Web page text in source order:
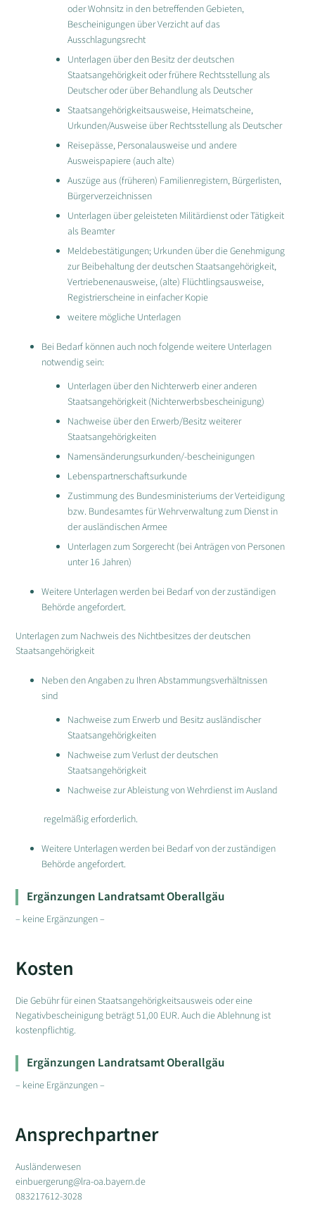
oder Wohnsitz in den betreffenden Gebieten,
Bescheinigungen über Verzicht auf das
Ausschlagungsrecht
Unterlagen über den Besitz der deutschen
Staatsangehörigkeit oder frühere Rechtsstellung als
Deutscher oder über Behandlung als Deutscher
Staatsangehörigkeitsausweise, Heimatscheine,
Urkunden/Ausweise über Rechtsstellung als Deutscher
Reisepässe, Personalausweise und andere
Ausweispapiere (auch alte)
Auszüge aus (früheren) Familienregistern, Bürgerlisten,
Bürgerverzeichnissen
Unterlagen über geleisteten Militärdienst oder Tätigkeit
als Beamter
Meldebestätigungen; Urkunden über die Genehmigung
zur Beibehaltung der deutschen Staatsangehörigkeit,
Vertriebenenausweise, (alte) Flüchtlingsausweise,
Registrierscheine in einfacher Kopie
weitere mögliche Unterlagen
Bei Bedarf können auch noch folgende weitere Unterlagen
notwendig sein:
Unterlagen über den Nichterwerb einer anderen
Staatsangehörigkeit (Nichterwerbsbescheinigung)
Nachweise über den Erwerb/Besitz weiterer
Staatsangehörigkeiten
Namensänderungsurkunden/-bescheinigungen
Lebenspartnerschaftsurkunde
Zustimmung des Bundesministeriums der Verteidigung
bzw. Bundesamtes für Wehrverwaltung zum Dienst in
der ausländischen Armee
Unterlagen zum Sorgerecht (bei Anträgen von Personen
unter 16 Jahren)
Weitere Unterlagen werden bei Bedarf von der zuständigen
Behörde angefordert.
Unterlagen zum Nachweis des Nichtbesitzes der deutschen
Staatsangehörigkeit
Neben den Angaben zu Ihren Abstammungsverhältnissen
sind
Nachweise zum Erwerb und Besitz ausländischer
Staatsangehörigkeiten
Nachweise zum Verlust der deutschen
Staatsangehörigkeit
Nachweise zur Ableistung von Wehrdienst im Ausland
regelmäßig erforderlich.
Weitere Unterlagen werden bei Bedarf von der zuständigen
Behörde angefordert.
Ergänzungen Landratsamt Oberallgäu
– keine Ergänzungen –
Kosten
Die Gebühr für einen Staatsangehörigkeitsausweis oder eine
Negativbescheinigung beträgt 51,00 EUR. Auch die Ablehnung ist
kostenpflichtig.
Ergänzungen Landratsamt Oberallgäu
– keine Ergänzungen –
Ansprechpartner
Ausländerwesen
einbuergerung@lra-oa.bayern.de
083217612-3028